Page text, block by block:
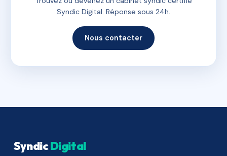
Syndic Digital. Réponse sous 24h.
Nous contacter
SyndicDigital